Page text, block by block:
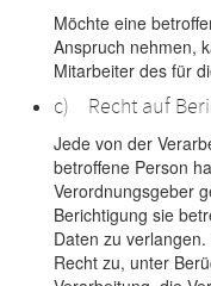
Möchte eine
Anspruch nehmen,
Mitarbeiter des für
c) Recht auf
Jede von der
betroffene Person
Verordnungsgeber
Berichtigung sie
Daten zu
Recht zu, unter